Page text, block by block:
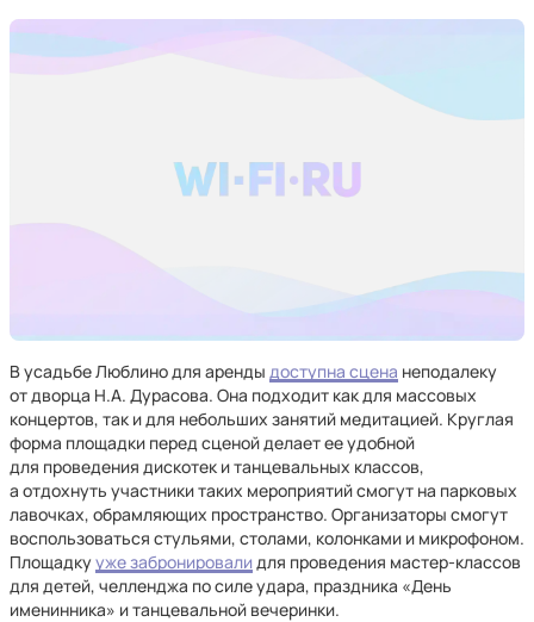
В усадьбе Люблино для аренды доступна сцена неподалеку
от дворца Н.А. Дурасова. Она подходит как для массовых
концертов, так и для небольших занятий медитацией. Круглая
форма площадки перед сценой делает ее удобной
для проведения дискотек и танцевальных классов,
а отдохнуть участники таких мероприятий смогут на парковых
лавочках, обрамляющих пространство. Организаторы смогут
воспользоваться стульями, столами, колонками и микрофоном.
Площадкууже забронировали для проведения мастер-классов
для детей, челленджа по силе удара, праздника «День
именинника» и танцевальной вечеринки.